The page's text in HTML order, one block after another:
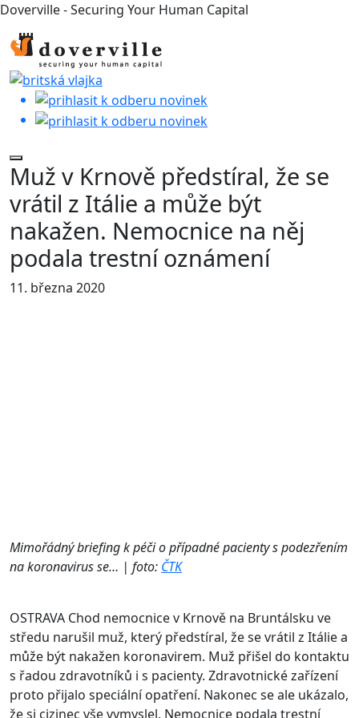
Doverville - Securing Your Human Capital
Muž v Krnově předstíral, že se
vrátil z Itálie a může být
nakažen. Nemocnice na něj
podala trestní oznámení
11. března 2020
Mimořádný briefing k péči o případné pacienty s podezřením
na koronavirus se… | foto: ČTK
OSTRAVA Chod nemocnice v Krnově na Bruntálsku ve
středu narušil muž, který předstíral, že se vrátil z Itálie a
může být nakažen koronavirem. Muž přišel do kontaktu
s řadou zdravotníků i s pacienty. Zdravotnické zařízení
proto přijalo speciální opatření. Nakonec se ale ukázalo,
že si cizinec vše vymyslel. Nemocnice podala trestní